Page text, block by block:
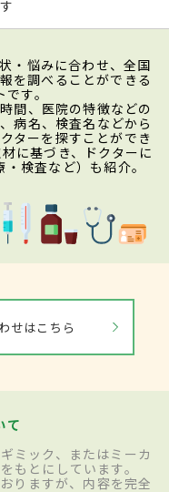
・悩みに合わせ、全国
を調べることができる
す。
間、医院の特徴などの
病名、検査名などから
ターを探すことができ
に基づき、ドクターに
検査など）も紹介。
せはこちら
て
ミック、またはミーカ
もとにしています。
りますが、内容を完全